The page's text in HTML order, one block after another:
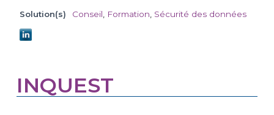
Solution(s) Conseil Formation Sécurité des données
INQUEST